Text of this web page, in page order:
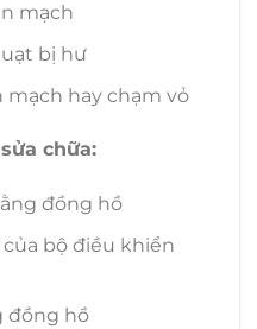
mạch
bị hư
hay chạm vỏ
chữa:
đồng hồ
bộ điều khiển
đồng hồ